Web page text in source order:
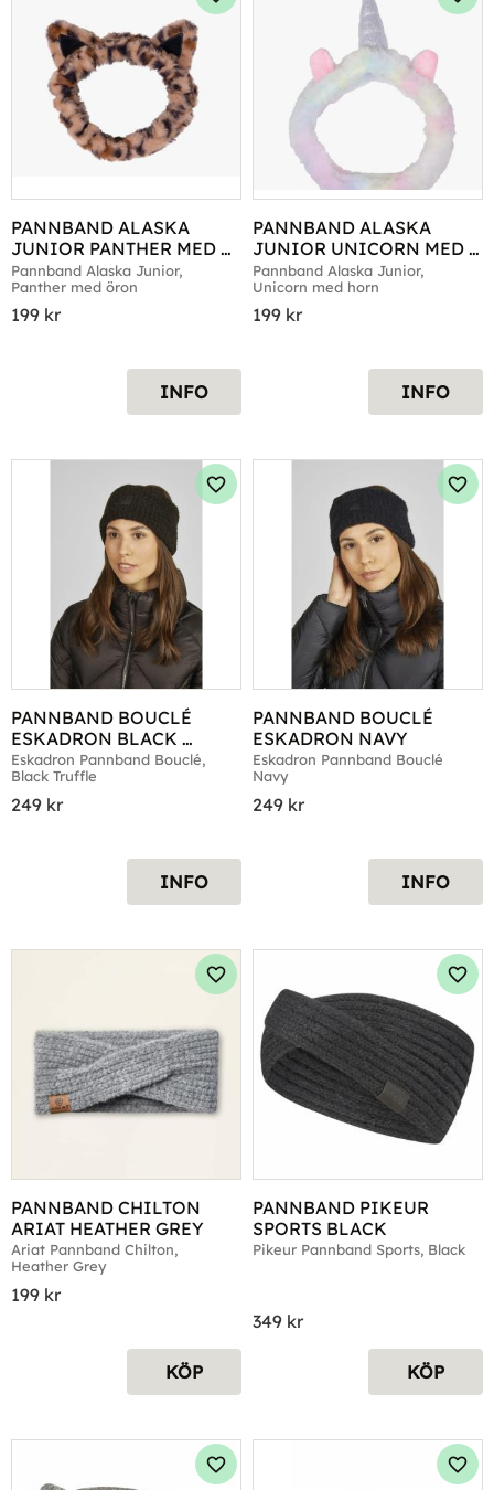
PANNBAND ALASKA
JUNIOR PANTHER MED
ÖRON
Pannband Alaska Junior,
Panther med öron
199 kr
Lägg till i favoriter
INFO
PANNBAND ALASKA
JUNIOR UNICORN MED
HORN
Pannband Alaska Junior,
Unicorn med horn
199 kr
INFO
PANNBAND BOUCLÉ
ESKADRON BLACK
TRUFFLE
Eskadron Pannband Bouclé,
Black Truffle
249 kr
Lägg till i favoriter
INFO
PANNBAND BOUCLÉ
ESKADRON NAVY
Eskadron Pannband Bouclé
Navy
249 kr
INFO
PANNBAND CHILTON
ARIAT HEATHER GREY
Ariat Pannband Chilton,
Heather Grey
199 kr
Lägg till i favoriter
KÖP
PANNBAND PIKEUR
SPORTS BLACK
Pikeur Pannband Sports, Black
349 kr
KÖP
Lägg till i favoriter